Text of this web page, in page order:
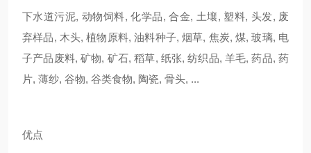
下水道污泥, 动物饲料, 化学品, 合金, 土壤, 塑料, 头发, 废
弃样品, 木头, 植物原料, 油料种子, 烟草, 焦炭, 煤, 玻璃, 电
子产品废料, 矿物, 矿石, 稻草, 纸张, 纺织品, 羊毛, 药品, 药
片, 薄纱, 谷物, 谷类食物, 陶瓷, 骨头, ...
优点